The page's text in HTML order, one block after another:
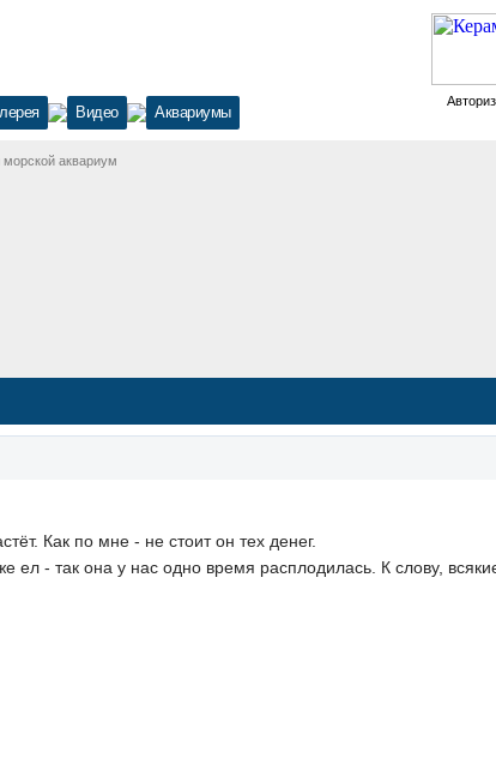
Видео Аквариумы
аквариум
Как по мне - не стоит он тех денег.
ел - так она у нас одно время расплодилась. К слову,